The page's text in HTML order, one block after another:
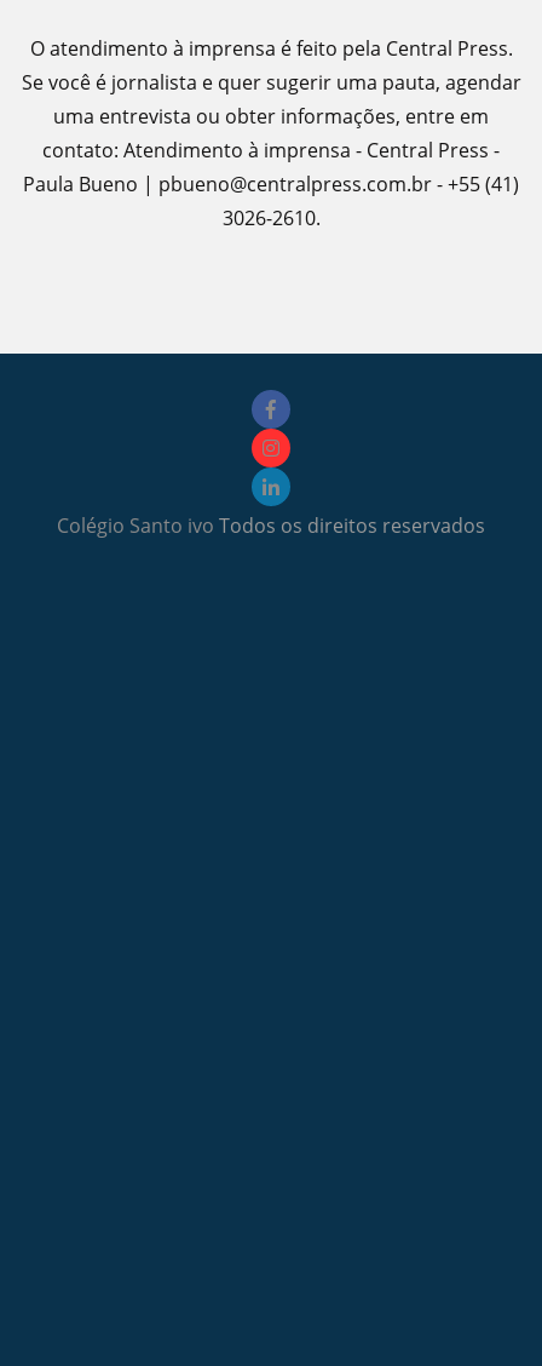
O atendimento à imprensa é feito pela Central Press.
Se você é jornalista e quer sugerir uma pauta, agendar
uma entrevista ou obter informações, entre em
contato: Atendimento à imprensa - Central Press -
Paula Bueno | pbueno@centralpress.com.br - +55 (41)
3026-2610.
Colégio Santo ivo Todos os direitos reservados